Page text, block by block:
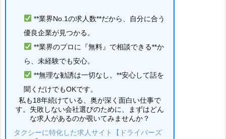
**業界No.1の求人数**だから、自分に合う
優良企業が見つかる。
**業界のプロに『無料』で相談できる**か
ら、未経験でも安心。
**無理な勧誘は一切なし。**安心して話を
聞くだけでもOKです。
私も18年続けている、奥が深く面白い仕事で
す。失敗しない会社選びのために、まずはどん
な求人があるのか覗いてみませんか？
タクシーに特化した求人サイト【ドライバーズ